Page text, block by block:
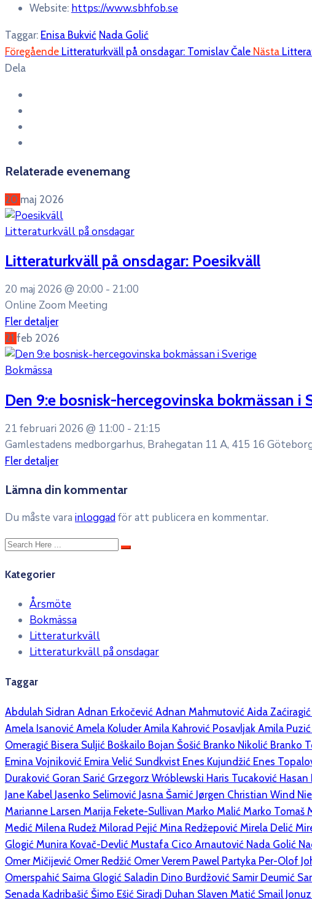
Website: https://www.sbhfob.se
Taggar: Enisa Bukvić Nada Golić
Föregående Litteraturkväll på onsdagar: Tomislav Čale Nästa
Dela
Relaterade evenemang
20 maj 2026
Litteraturkväll på onsdagar
Litteraturkväll på onsdagar: Poesikväll
20 maj 2026 @ 20:00 - 21:00
Online Zoom Meeting
Fler detaljer
21 feb 2026
Bokmässa
Den 9:e bosnisk-hercegovinska bokmässan i
21 februari 2026 @ 11:00 - 21:15
Gamlestadens medborgarhus, Brahegatan 11 A, 415 16
Fler detaljer
Lämna din kommentar
Du måste vara inloggadför att publicera en kommentar.
Kategorier
Årsmöte
Bokmässa
Litteraturkväll
Litteraturkväll på onsdagar
Taggar
Abdulah Sidran Adnan Erkočević Adnan Mahmutović Aida Zaćiragić
Amela Isanović Amela Koluder Amila Kahrović Posavljak Amila Puzić
Omeragić Bisera Suljić Boškailo Bojan Šošić Branko Nikolić Branko
Emina Vojniković Emira Velić Sundkvist Enes Kujundžić Enes
Duraković Goran Sarić Grzegorz Wróblewski Haris Tucaković Hasan
Jane Kabel Jasenko Selimović Jasna Šamić Jørgen Christian Wind
Marianne Larsen Marija Fekete-Sullivan Marko Malić Marko Tomaš
Medić Milena Rudež Milorad Pejić Mina Redžepović Mirela Delić
Glogić Munira Kovač-Devlić Mustafa Cico Arnautović Nada Golić
Omer Mičijević Omer Redžić Omer Verem Pawel Partyka Per-Olof
Omerspahić Saima Glogić Saladin Dino Burdžović Samir Deumić
Senada Kadribašić Šimo Ešić Siradj Duhan Slaven Matić Smail Jonuz